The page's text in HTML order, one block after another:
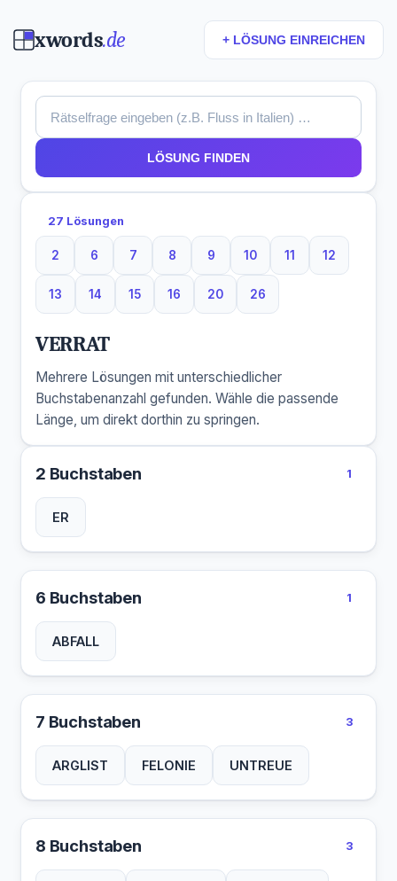
xwords.de + LÖSUNG EINREICHEN
LÖSUNG FINDEN
27 Lösungen
2
2 Buchstaben
6
6 Buchstaben
7
7 Buchstaben
8
8 Buchstaben
9
9 Buchstaben
10
10 Buchstaben
11
11 Buchstaben
12
12
13
13 Buchstaben
14
14 Buchstaben
15
15 Buchstaben
16
16 Buchstaben
20
20 Buchstaben
26
26 Buchstaben
VERRAT
Mehrere Lösungen mit unterschiedlicher
Buchstabenanzahl gefunden. Wähle die passende
Länge, um direkt dorthin zu springen.
2 Buchstaben 1
ER
6 Buchstaben 1
ABFALL
7 Buchstaben 3
ARGLIST FELONIE UNTREUE
8 Buchstaben 3